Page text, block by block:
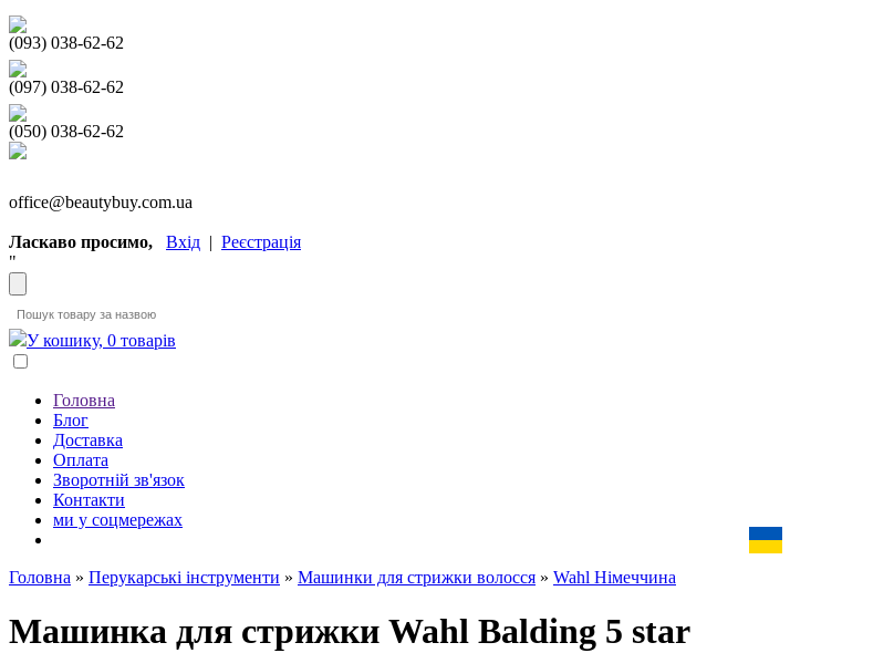
(093) 038-62-62
(097) 038-62-62
(050) 038-62-62
office@beautybuy.com.ua
Ласкаво просимо, Вхід | Реєстрація
"
У кошику, 0 товарів
Головна
Блог
Доставка
Оплата
Зворотній зв'язок
Контакти
ми у соцмережах
Головна » Перукарські інструменти » Машинки для стрижки волосся » Wahl Німеччина
Машинка для стрижки Wahl Balding 5 star